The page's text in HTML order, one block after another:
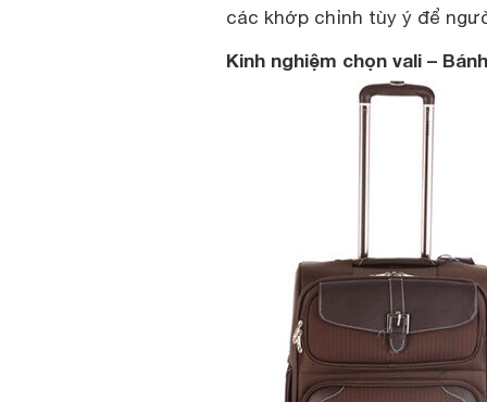
các khớp chỉnh tùy ý để
Kinh nghiệm chọn vali –